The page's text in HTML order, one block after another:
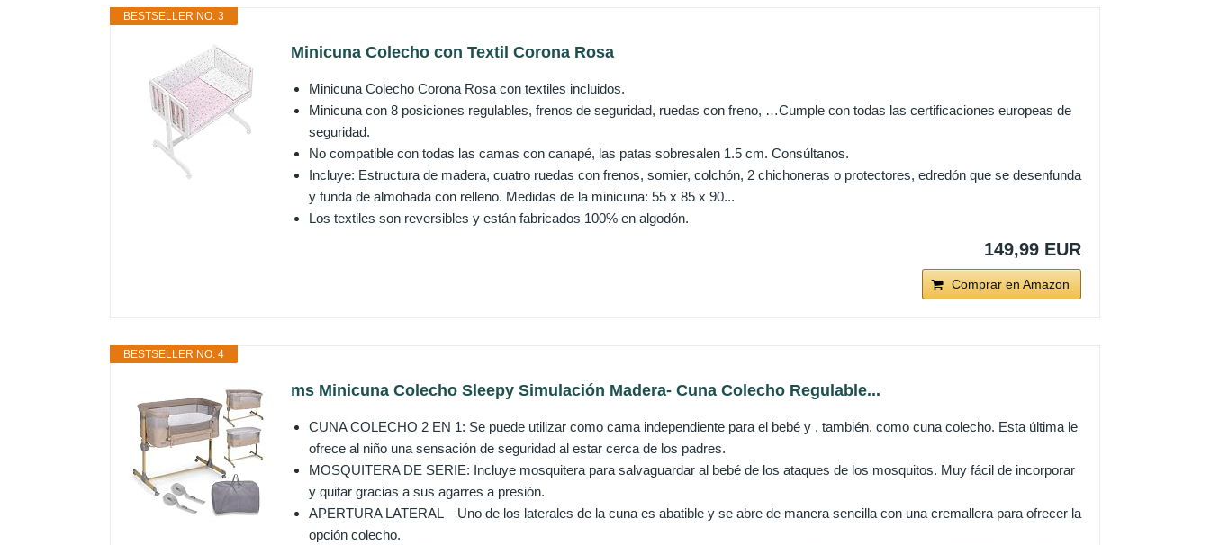
BESTSELLER NO. 3
Minicuna Colecho con Textil Corona Rosa
Minicuna Colecho Corona Rosa con textiles incluidos.
Minicuna con 8 posiciones regulables, frenos de seguridad, ruedas con freno, …Cumple con todas las certificaciones europeas de
seguridad.
No compatible con todas las camas con canapé, las patas sobresalen 1.5 cm. Consúltanos.
Incluye: Estructura de madera, cuatro ruedas con frenos, somier, colchón, 2 chichoneras o protectores, edredón que se desenfunda
y funda de almohada con relleno. Medidas de la minicuna: 55 x 85 x 90...
Los textiles son reversibles y están fabricados 100% en algodón.
149,99 EUR
Comprar en Amazon
BESTSELLER NO. 4
ms Minicuna Colecho Sleepy Simulación Madera- Cuna Colecho Regulable...
CUNA COLECHO 2 EN 1: Se puede utilizar como cama independiente para el bebé y , también, como cuna colecho. Esta última le
ofrece al niño una sensación de seguridad al estar cerca de los padres.
MOSQUITERA DE SERIE: Incluye mosquitera para salvaguardar al bebé de los ataques de los mosquitos. Muy fácil de incorporar
y quitar gracias a sus agarres a presión.
APERTURA LATERAL – Uno de los laterales de la cuna es abatible y se abre de manera sencilla con una cremallera para ofrecer la
opción colecho.